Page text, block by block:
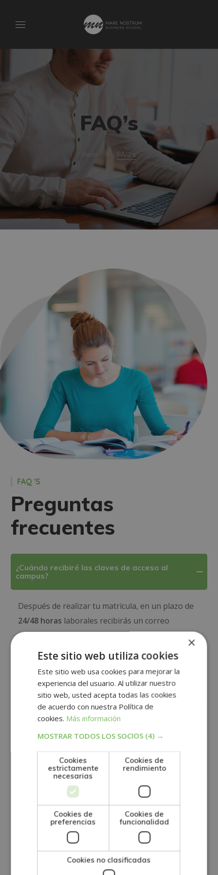
FAQ’s
FAQ’s
FAQ 'S
Preguntas
frecuentes
¿Cuándo recibiré las claves de acceso al
campus?
Después de realizar tu matrícula, en un plazo de
24/48 horas laborales recibirás un correo
electrónico con las claves de acceso al Campus
Virtual (usuario y contraseña).
*Consulta la bandeja de entrada de correo no
deseado SPAM.
¿Cómo y cuándo podré comunicarme con mi
¿De cuánto tiempo dispongo para finalizar la
formación?
¿Dónde se realiza el examen final?
¿Cuándo recibiré el diploma de mi titulación?
×
Este sitio web utiliza cookies
Este sitio web usa cookies para mejorar la
experiencia del usuario. Al utilizar nuestro
sitio web, usted acepta todas las cookies
de acuerdo con nuestra Política de
cookies. Más información
MOSTRAR TODOS LOS SOCIOS (4) →
Cookies
estrictamente
necesarias
Cookies de
rendimiento
Cookies de
preferencias
Cookies de
funcionalidad
Cookies no clasificadas